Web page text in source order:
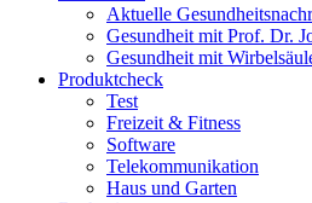
Aktuelle
Gesundheit mit Prof. Dr.
Gesundheit mit
Produktcheck
Test
Freizeit & Fitness
Software
Telekommunikation
Haus und Garten